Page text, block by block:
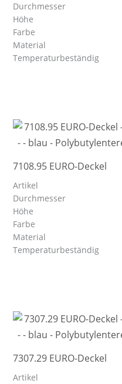
Durchmesser
Höhe
Farbe
Material
Temperaturbeständig
7108.95 EURO-Deckel
Artikel
Durchmesser
Höhe
Farbe
Material
Temperaturbeständig
7307.29 EURO-Deckel
Artikel